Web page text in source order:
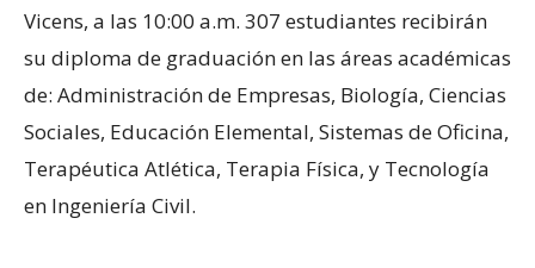
Vicens, a las 10:00 a.m. 307 estudiantes recibirán
su diploma de graduación en las áreas académicas
de: Administración de Empresas, Biología, Ciencias
Sociales, Educación Elemental, Sistemas de Oficina,
Terapéutica Atlética, Terapia Física, y Tecnología
en Ingeniería Civil.